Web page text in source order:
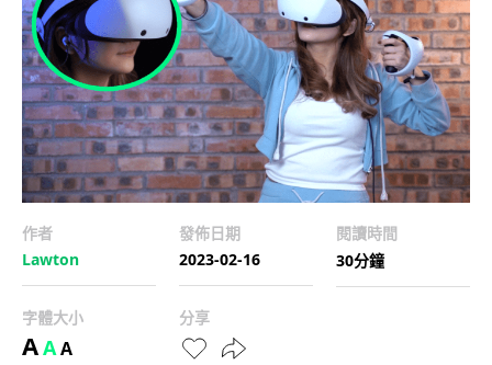
作者
Lawton
發佈日期
2023-02-16
閱讀時間
30分鐘
字體大小
AAA
分享